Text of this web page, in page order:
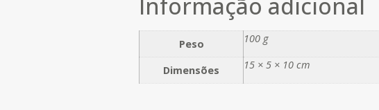
Peso 100 g
Dimensões 15 × 5 × 10 cm